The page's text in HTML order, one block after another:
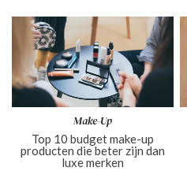
Make-Up
Top 10 budget make-up
producten die beter zijn dan
luxe merken